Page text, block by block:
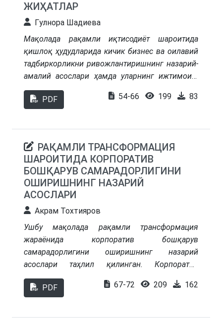
ЖИҲАТЛАР
Гyлнopa Шaдиeвa
Мақолада рақамли иқтисодиёт шароитида
қишлоқ ҳудудларида кичик бизнес ва оилавий
тадбиркорликни ривожлантиришнинг назарий-
амалий асослари ҳамда уларнинг ижтимоий-
иқтисодий аҳамияти тадқиқ этилган. Илмий-
таҳлилий ёндашув асосида қишлоқ жойларда
масалалари ёритилган. Давлат сиёсати
доирасида амалга оширилаётган ислоҳотлар,
имтиёзли кредитлар ва оилавий тадбиркорлик
дастурлари таҳлил қилиниб, уларнинг амалий
самаралари кўрсатиб берилган. Шу асосда
қишлоқ ҳудудларида тадбиркорлик муҳитини
такомиллаштириш, янги иш ўринлари яратиш
ва кичик бизнеснинг ЯИМдаги улушини
оширишга қаратилган таклиф ва тавсиялар
ишлаб чиқилган.
PDF 54-66 199 83
РАҚАМЛИ ТРАНСФОРМАЦИЯ
ШАРОИТИДА КОРПОРАТИВ
БОШҚАРУВ САМАРАДОРЛИГИНИ
ОШИРИШНИНГ НАЗАРИЙ
АСОСЛАРИ
Акрам Тохтияров
Ушбу мақолада рақамли трансформация
жараёнида корпоратив бошқарув
самарадорлигини оширишнинг назарий
асослари таҳлил қилинган. Корпоратив
бошқарув тушунчасига турли олимлар
томонидан берилган таърифлар таққосланиб,
PDF 67-72 209 162